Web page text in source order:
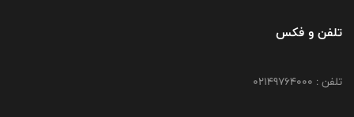
تلفن و فکس
تلفن : 02149764000